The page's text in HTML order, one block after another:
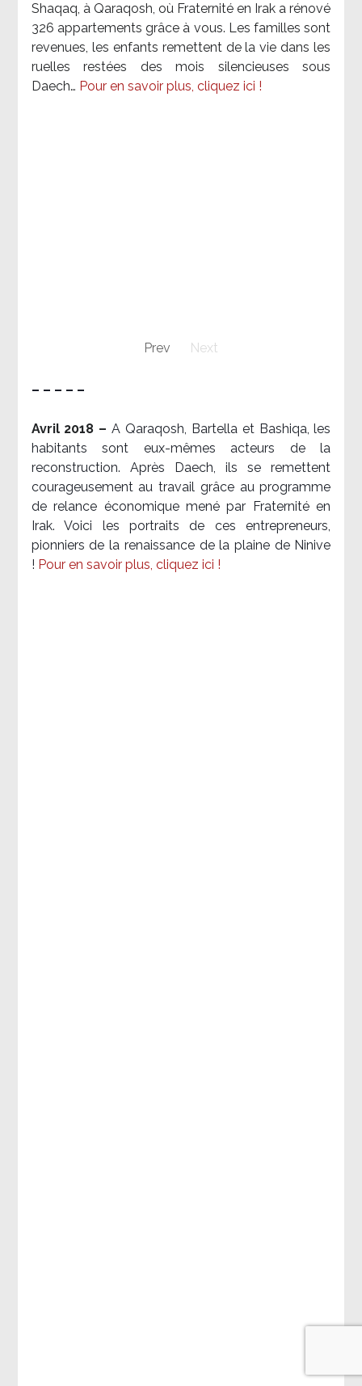
Shaqaq, à Qaraqosh, où Fraternité en Irak a rénové
326 appartements grâce à vous. Les familles sont
revenues, les enfants remettent de la vie dans les
ruelles restées des mois silencieuses sous
Daech… Pour en savoir plus, cliquez ici !
Prev Next
– – – – –
Avril 2018 –A Qaraqosh, Bartella et Bashiqa, les
habitants sont eux-mêmes acteurs de la
reconstruction. Après Daech, ils se remettent
courageusement au travail grâce au programme
de relance économique mené par Fraternité en
Irak. Voici les portraits de ces entrepreneurs,
pionniers de la renaissance de la plaine de Ninive
! Pour en savoir plus, cliquez ici !